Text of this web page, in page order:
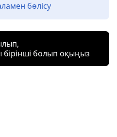
бөлісу
болып оқыңыз